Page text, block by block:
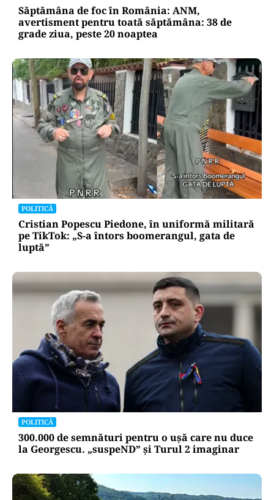
Săptămâna de foc în România: ANM,
avertisment pentru toată săptămâna: 38 de
grade ziua, peste 20 noaptea
POLITICĂ
Cristian Popescu Piedone, în uniformă militară
pe TikTok: „S-a întors boomerangul, gata de
luptă”
POLITICĂ
300.000 de semnături pentru o ușă care nu duce
la Georgescu. „suspeND” și Turul 2 imaginar